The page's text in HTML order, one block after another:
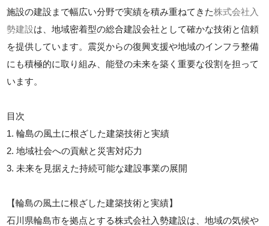
施設の建設まで幅広い分野で実績を積み重ねてきた株式会社入
勢建設は、地域密着型の総合建設会社として確かな技術と信頼
を提供しています。震災からの復興支援や地域のインフラ整備
にも積極的に取り組み、能登の未来を築く重要な役割を担って
います。
目次
1. 輪島の風土に根ざした建築技術と実績
2. 地域社会への貢献と災害対応力
3. 未来を見据えた持続可能な建設事業の展開
【輪島の風土に根ざした建築技術と実績】
石川県輪島市を拠点とする株式会社入勢建設は、地域の気候や